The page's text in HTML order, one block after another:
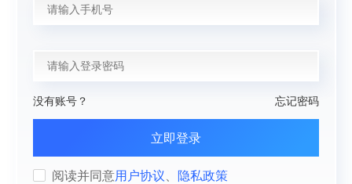
没有账号？ 忘记密码
立即登录
阅读并同意用户协议、 隐私政策